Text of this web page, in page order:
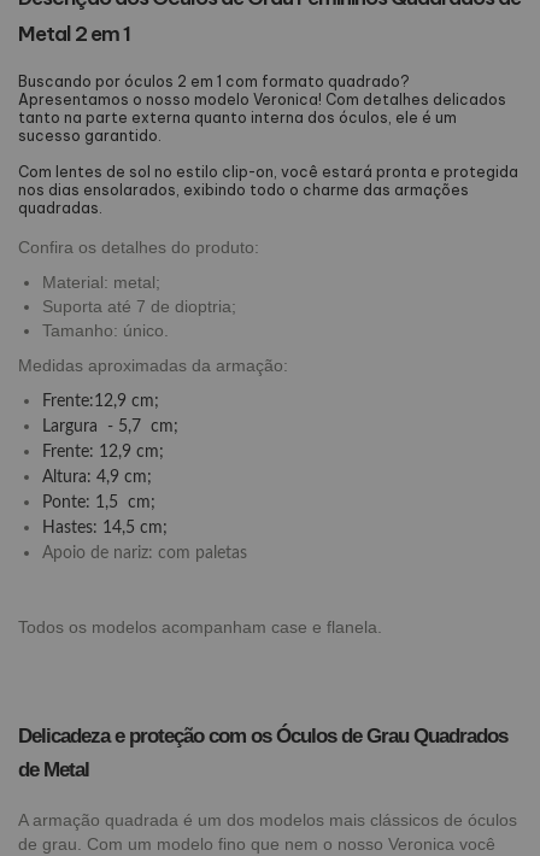
Metal 2 em 1
Buscando por óculos 2 em 1 com formato quadrado?
Apresentamos o nosso modelo Veronica! Com detalhes delicados
tanto na parte externa quanto interna dos óculos, ele é um
sucesso garantido.
Com lentes de sol no estilo clip-on, você estará pronta e protegida
nos dias ensolarados, exibindo todo o charme das armações
quadradas.
Confira os detalhes do produto:
Material: metal;
Suporta até 7 de dioptria;
Tamanho: único.
Medidas aproximadas da armação:
Frente:12,9 cm;
Largura - 5,7 cm;
Frente: 12,9 cm;
Altura: 4,9 cm;
Ponte: 1,5 cm;
Hastes: 14,5 cm;
Apoio de nariz: com paletas
Todos os modelos acompanham case e flanela.
Delicadeza e proteção com os Óculos de Grau Quadrados
de Metal
A armação quadrada é um dos modelos mais clássicos de óculos
de grau. Com um modelo fino que nem o nosso Veronica você